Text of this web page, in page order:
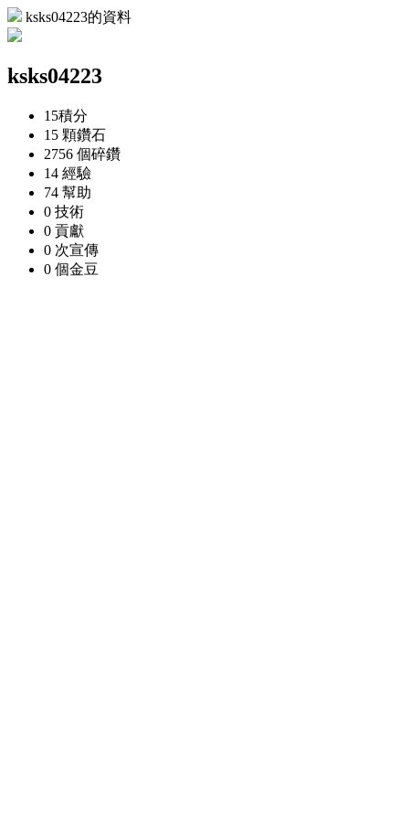
ksks04223的資料
ksks04223
15積分
15 顆鑽石
2756 個碎鑽
14 經驗
74 幫助
0 技術
0 貢獻
0 次宣傳
0 個金豆